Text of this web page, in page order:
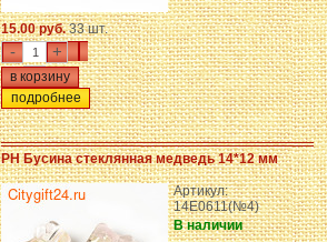
15.00 руб.33 шт.
- +
подробнее
PH Бусина стеклянная медведь 14*12 мм
Артикул:
14E0611(№4)
В наличии